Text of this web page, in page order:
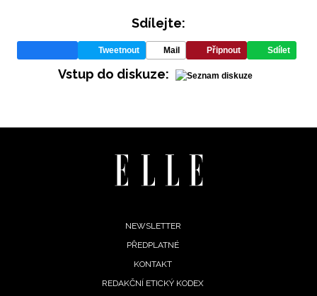
Sdílejte:
Tweetnout Mail Připnout Sdílet
Vstup do diskuze:
NEWSLETTER
PŘEDPLATNÉ
KONTAKT
REDAKČNÍ ETICKÝ KODEX